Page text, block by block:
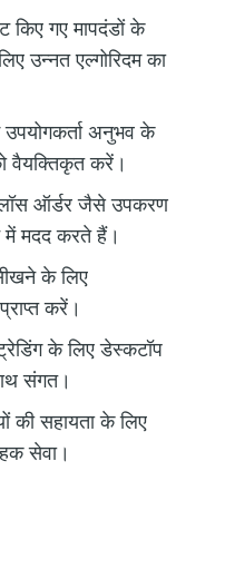
किए गए मापदंडों के
उन्नत एल्गोरिदम का
उपयोगकर्ता अनुभव के
वैयक्तिकृत करें।
ऑर्डर जैसे उपकरण
में मदद करते हैं।
के लिए
करें।
के लिए डेस्कटॉप
संगत।
की सहायता के लिए
सेवा।